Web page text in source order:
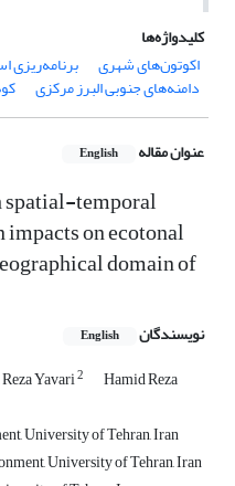
کلیدواژه‌ها
اکوتون‌های شهری
برنامه‌ریزی
دامنه‌های جنوبی البرز مرکزی
عنوان مقاله English
temporal
on ecotonal
domain of
نویسندگان English
Yavari2 Hamid Reza
University of Tehran, Iran
University of Tehran, Iran